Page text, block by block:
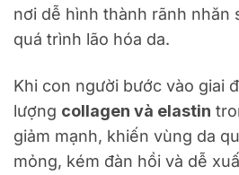
nơi dễ hình thành rãnh nhăn
quá trình lão hóa da.
Khi con người bước vào giai
lượng collagen và elastin
giảm mạnh, khiến vùng da
mỏng, kém đàn hồi và dễ